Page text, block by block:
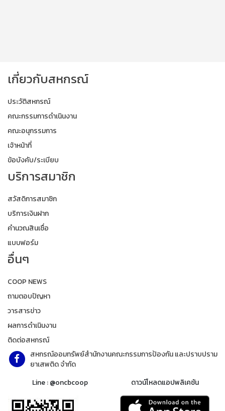
เกี่ยวกับสหกรณ์
ประวัติสหกรณ์
คณะกรรมการดำเนินงาน
คณะอนุกรรมการ
เจ้าหน้าที่
ข้อบังคับ/ระเบียบ
บริการสมาชิก
สวัสดิการสมาชิก
บริการเงินฝาก
คำนวณสินเชื่อ
แบบฟอร์ม
อื่นๆ
COOP NEWS
ถามตอบปัญหา
วารสารข่าว
ผลการดำเนินงาน
ติดต่อสหกรณ์
สหกรณ์ออมทรัพย์สำนักงานคณะกรรมการป้องกัน และปราบปราม
ยาเสพติด จำกัด
Line : @oncbcoop
ดาวน์โหลดแอปพลิเคชัน